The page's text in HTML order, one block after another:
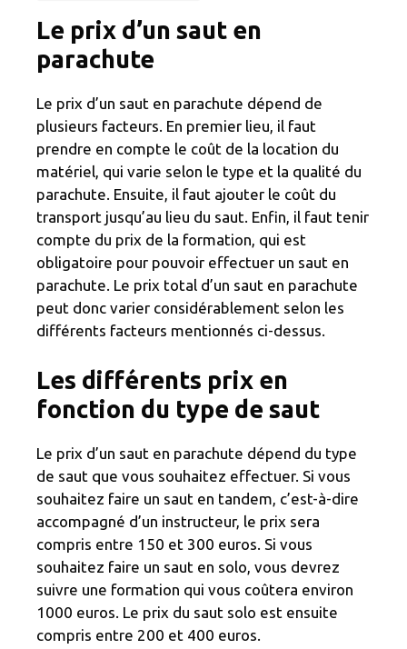
Le prix d’un saut en
parachute
Le prix d’un saut en parachute dépend de
plusieurs facteurs. En premier lieu, il faut
prendre en compte le coût de la location du
matériel, qui varie selon le type et la qualité du
parachute. Ensuite, il faut ajouter le coût du
transport jusqu’au lieu du saut. Enfin, il faut tenir
compte du prix de la formation, qui est
obligatoire pour pouvoir effectuer un saut en
parachute. Le prix total d’un saut en parachute
peut donc varier considérablement selon les
différents facteurs mentionnés ci-dessus.
Les différents prix en
fonction du type de saut
Le prix d’un saut en parachute dépend du type
de saut que vous souhaitez effectuer. Si vous
souhaitez faire un saut en tandem, c’est-à-dire
accompagné d’un instructeur, le prix sera
compris entre 150 et 300 euros. Si vous
souhaitez faire un saut en solo, vous devrez
suivre une formation qui vous coûtera environ
1000 euros. Le prix du saut solo est ensuite
compris entre 200 et 400 euros.